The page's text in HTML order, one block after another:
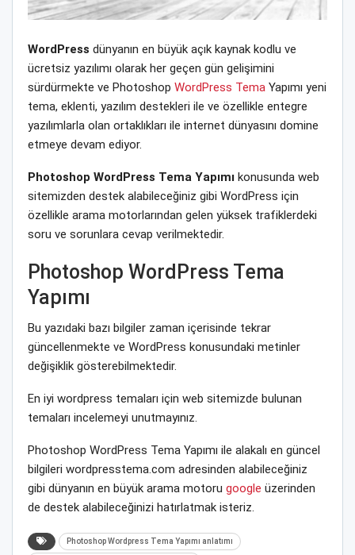
WordPress dünyanın en büyük açık kaynak kodlu ve
ücretsiz yazılımı olarak her geçen gün gelişimini
sürdürmekte ve Photoshop WordPress Tema Yapımı yeni
tema, eklenti, yazılım destekleri ile ve özellikle entegre
yazılımlarla olan ortaklıkları ile internet dünyasını domine
etmeye devam ediyor.
Photoshop WordPress Tema Yapımı konusunda web
sitemizden destek alabileceğiniz gibi WordPress için
özellikle arama motorlarından gelen yüksek trafiklerdeki
soru ve sorunlara cevap verilmektedir.
Photoshop WordPress Tema
Yapımı
Bu yazıdaki bazı bilgiler zaman içerisinde tekrar
güncellenmekte ve WordPress konusundaki metinler
değişiklik gösterebilmektedir.
En iyi wordpress temaları için web sitemizde bulunan
temaları incelemeyi unutmayınız.
Photoshop WordPress Tema Yapımı ile alakalı en güncel
bilgileri wordpresstema.com adresinden alabileceğiniz
gibi dünyanın en büyük arama motoru google üzerinden
de destek alabileceğinizi hatırlatmak isteriz.
Photoshop Wordpress Tema Yapımı anlatımı